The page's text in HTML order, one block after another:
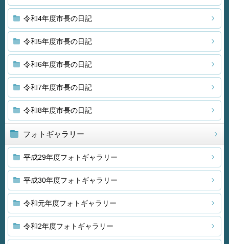
令和4年度市長の日記
令和5年度市長の日記
令和6年度市長の日記
令和7年度市長の日記
令和8年度市長の日記
フォトギャラリー
平成29年度フォトギャラリー
平成30年度フォトギャラリー
令和元年度フォトギャラリー
令和2年度フォトギャラリー